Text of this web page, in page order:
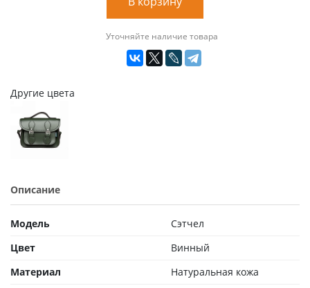
Уточняйте наличие товара
Другие цвета
Описание
Модель
Сэтчел
Цвет
Винный
Материал
Натуральная кожа